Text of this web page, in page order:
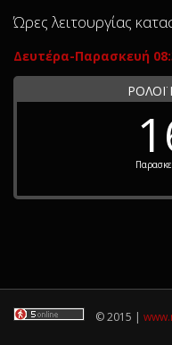
Ώρες λειτουργίας
Δευτέρα-Παρασκευή
© 2015 |